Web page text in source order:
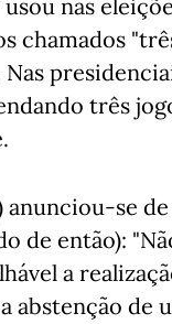
nas
chamados
três
se
de então):
a
abstenção de